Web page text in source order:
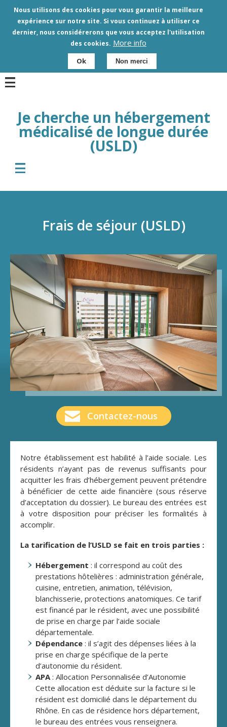
Nous utilisons des cookies pour vous garantir la meilleure
expérience sur notre site. Si vous continuez à utiliser ce
dernier, nous considérerons que vous acceptez l'utilisation
des cookies. More info
Ok Non merci
Aller
au
contenu
principal
Je cherche un hébergement
médicalisé de longue durée
(USLD)
Frais de séjour (USLD)
Contactez-nous
Notre établissement est habilité à l’aide sociale. Les
résidents n’ayant pas de revenus suffisants pour
acquitter les frais d’hébergement peuvent prétendre
à bénéficier de cette aide financière (sous réserve
d’acceptation du dossier). Le bureau des entrées est
à votre disposition pour préciser les formalités à
accomplir.
La tarification de l’USLD se fait en trois parties :
Hébergement : il correspond au coût des
prestations hôtelières : administration générale,
cuisine, entretien, animation, télévision,
blanchisserie, protections anatomiques. Ce tarif
est financé par le résident, avec une possibilité
de prise en charge par l’aide sociale
départementale.
Dépendance : il s’agit des dépenses liées à la
prise en charge spécifique de la perte
d’autonomie du résident.
APA : Allocation Personnalisée d’Autonomie
Cette allocation est déduite sur la facture si le
résident est domicilié dans le département du
Rhône. En cas de résidence hors département,
le bureau des entrées vous renseignera.